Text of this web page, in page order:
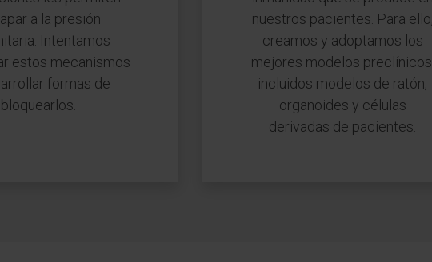
a la presión
Intentamos
estos mecanismos
formas de
bloquearlos.
nuestros pacientes. Para ello,
creamos y adoptamos los
mejores modelos
incluidos modelos de ratón,
organoides y células
derivadas de pacientes.